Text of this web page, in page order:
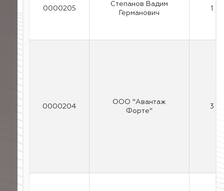
0000205
Степанов Вадим
Германович
1
0000204
ООО "Авантаж
Форте"
3